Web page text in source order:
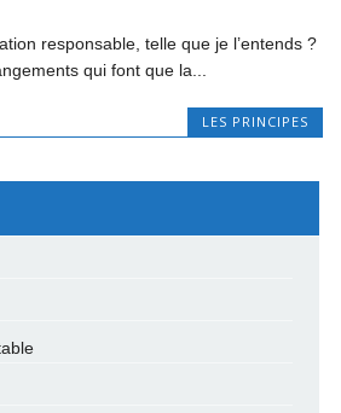
responsable, telle que je l’entends ?
qui font que la...
LES PRINCIPES